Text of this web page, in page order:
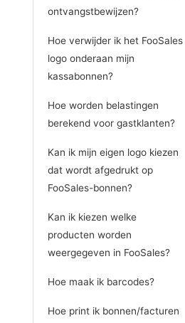
ontvangstbewijzen?
Hoe verwijder ik het FooSales
logo onderaan mijn
kassabonnen?
Hoe worden belastingen
berekend voor gastklanten?
Kan ik mijn eigen logo kiezen
dat wordt afgedrukt op
FooSales-bonnen?
Kan ik kiezen welke
producten worden
weergegeven in FooSales?
Hoe maak ik barcodes?
Hoe print ik bonnen/facturen